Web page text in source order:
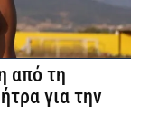
από τη
για την